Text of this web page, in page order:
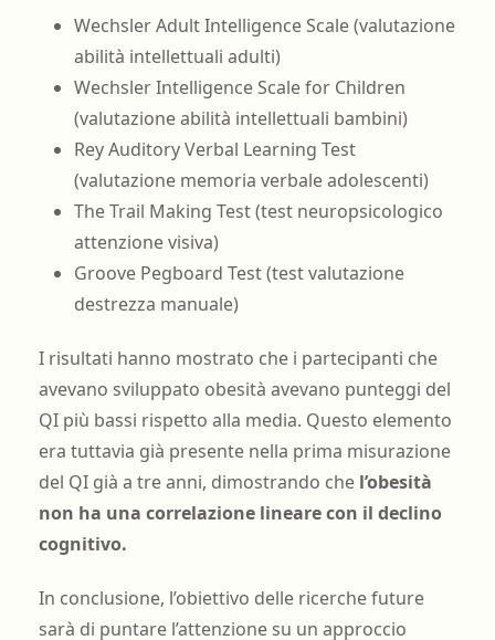
Wechsler Adult Intelligence Scale (valutazione
abilità intellettuali adulti)
Wechsler Intelligence Scale for Children
(valutazione abilità intellettuali bambini)
Rey Auditory Verbal Learning Test
(valutazione memoria verbale adolescenti)
The Trail Making Test (test neuropsicologico
attenzione visiva)
Groove Pegboard Test (test valutazione
destrezza manuale)
I risultati hanno mostrato che i partecipanti che
avevano sviluppato obesità avevano punteggi del
QI più bassi rispetto alla media. Questo elemento
era tuttavia già presente nella prima misurazione
del QI già a tre anni, dimostrando che l’obesità
non ha una correlazione lineare con il declino
cognitivo.
In conclusione, l’obiettivo delle ricerche future
sarà di puntare l’attenzione su un approccio